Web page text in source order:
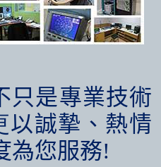
只是專業技術
以誠摯、熱情
為您服務!